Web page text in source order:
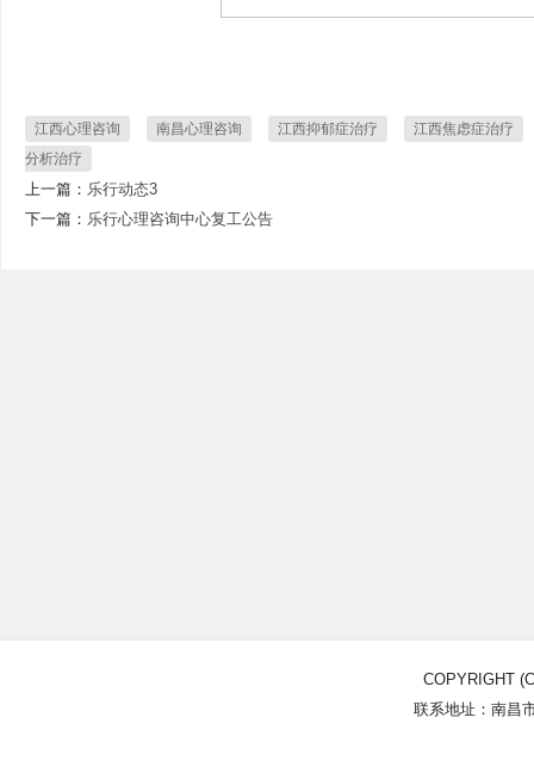
江西心理咨询 南昌心理咨询 江西抑郁症治疗
江西焦虑症治疗
分析治疗
上一篇： 乐行动态3
下一篇： 乐行心理咨询中心复工公告
COPYRIGHT
联系地址：南昌